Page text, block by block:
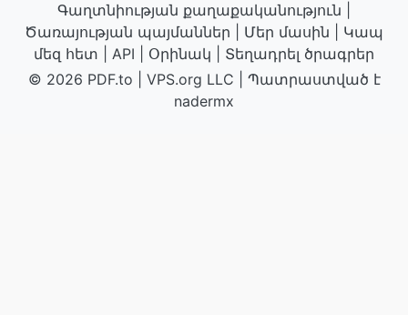
Գաղտնիության քաղաքականություն
Ծառայության պայմաններ
Մեր մասին
Կապ
մեզ հետ
API Օրինակ
Տեղադրել ծրագրեր
© 2026 PDF.to
VPS.org LLC | Պատրաստված է
nadermx